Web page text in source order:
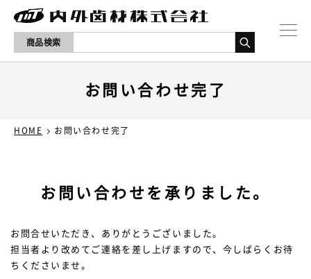
採用情報
会社概要
お問い合わせ
商品検索
お問い合わせ完了
HOME お問い合わせ完了
お問い合わせを承りました。
お問合せいただき、ありがとうございました。
担当者より改めてご連絡を差し上げますので、今しばらくお待
ちくださいませ。